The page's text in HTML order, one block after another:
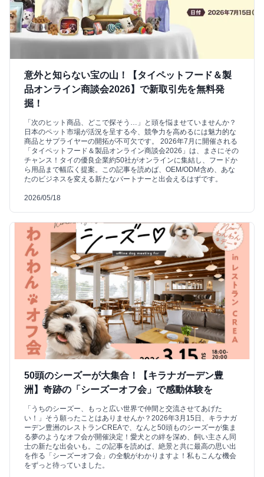
意外と知らない宝の山！【タイペットフード＆製
品オンライン商談会2026】で新取引先を無料発
掘！
「次のヒット商品、どこで探そう…」と頭を悩ませていませんか？
日本のペット市場が活況を呈する今、競争力を高めるには魅力的な
商品とサプライヤーの開拓が不可欠です。 2026年7月に開催される
「タイペットフード＆製品オンライン商談会2026」は、まさにその
チャンス！タイの優良企業約50社がオンラインに集結し、フードか
ら用品まで幅広く提案。この記事を読めば、OEM/ODM含め、あな
たのビジネスを変える新たなパートナーと出会えるはずです。
2026/05/18
50頭のシーズーが大集合！【キラナガーデン豊
洲】奇跡の「シーズーオフ会」で感動体験を
「うちのシーズー、もっと広い世界で仲間と交流させてあげた
い！」そう願ったことはありませんか？2026年3月15日、キラナガ
ーデン豊洲のレストランCREAで、なんと50頭ものシーズーが集ま
る夢のようなオフ会が開催決定！愛犬との絆を深め、飼い主さん同
士の新たな出会いも。この記事を読めば、絶景と共に最高の思い出
を作る「シーズーオフ会」の全貌がわかりますよ！私もこんな機会
をずっと待っていました。